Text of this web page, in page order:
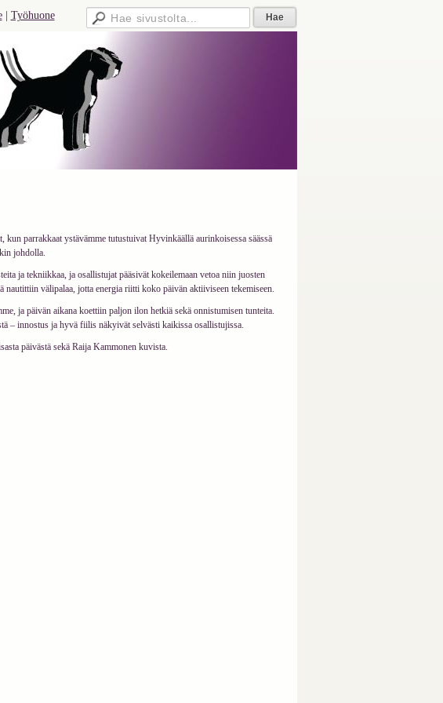
Työhuone
parrakkaat ystävämme tutustuivat Hyvinkäällä aurinkoisessa säässä
johdolla.
ja tekniikkaa, ja osallistujat pääsivät kokeilemaan vetoa niin juosten
välipalaa, jotta energia riitti koko päivän aktiiviseen tekemiseen.
ja päivän aikana koettiin paljon ilon hetkiä sekä onnistumisen tunteita.
– innostus ja hyvä fiilis näkyivät selvästi kaikissa osallistujissa.
päivästä sekä Raija Kammonen kuvista.